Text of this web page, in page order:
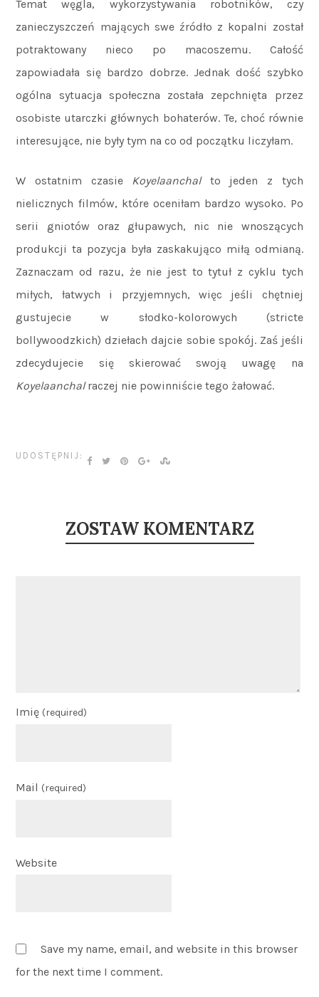
Temat węgla, wykorzystywania robotników, czy
zanieczyszczeń mających swe źródło z kopalni został
potraktowany nieco po macoszemu. Całość
zapowiadała się bardzo dobrze. Jednak dość szybko
ogólna sytuacja społeczna została zepchnięta przez
osobiste utarczki głównych bohaterów. Te, choć równie
interesujące, nie były tym na co od początku liczyłam.
W ostatnim czasie Koyelaanchalto jeden z tych
nielicznych filmów, które oceniłam bardzo wysoko. Po
serii gniotów oraz głupawych, nic nie wnoszących
produkcji ta pozycja była zaskakująco miłą odmianą.
Zaznaczam od razu, że nie jest to tytuł z cyklu tych
miłych, łatwych i przyjemnych, więc jeśli chętniej
gustujecie w słodko-kolorowych (stricte
bollywoodzkich) dziełach dajcie sobie spokój. Zaś jeśli
zdecydujecie się skierować swoją uwagę na
Koyelaanchalraczej nie powinniście tego żałować.
UDOSTĘPNIJ:
ZOSTAW KOMENTARZ
Imię (required)
Mail (required)
Website
Save my name, email, and website in this browser
for the next time I comment.